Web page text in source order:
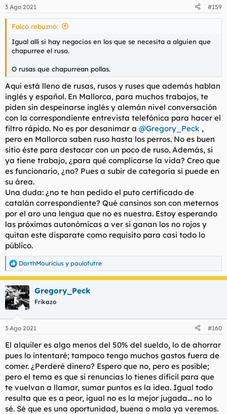
e
s
3 Ago 2021 #159
Falcó rebuznó:
Igual allí si hay negocios en los que se necesita a alguien que
chapurree el ruso.
O rusas que chapurrean pollas.
Aquí está lleno de rusas, rusos y ruses que además hablan
inglés y español. En Mallorca, para muchos trabajos, te
piden sin despeinarse inglés y alemán nivel conversación
con la correspondiente entrevista telefónica para hacer el
filtro rápido. No es por desanimar a @Gregory_Peck ,
pero en Mallorca saben ruso hasta los perros. No es buen
sitio éste para destacar con un poco de ruso. Además, si
ya tiene trabajo, ¿para qué complicarse la vida? Creo que
es funcionario, ¿no? Pues a subir de categoría si puede en
su área.
Una duda: ¿no te han pedido el puto certificado de
catalán correspondiente? Qué cansinos son con meternos
por el aro una lengua que no es nuestra. Estoy esperando
las próximas autonómicas a ver si ganan los no rojos y
quitan este disparate como requisito para casi todo lo
público.
R
e
a
c
c
i
e
:
DarthMauricius y paulofutre
Gregory_Peck
Frikazo
3 Ago 2021 #160
El alquiler es algo menos del 50% del sueldo, lo de ahorrar
pues lo intentaré; tampoco tengo muchos gastos fuera de
comer. ¿Perderé dinero? Espero que no, pero es posible;
pero el tema es que si renuncias lo tienes difícil para que
te vuelvan a llamar, sumar puntos es la idea. Igual todo
resulta que es a peor, igual no es la mejor jugada... no lo
sé. Sé que es una oportunidad, buena o mala ya veremos.